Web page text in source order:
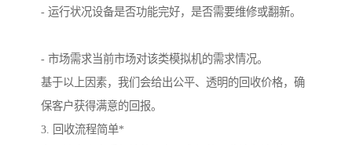
- 运行状况设备是否功能完好，是否需要维修或翻新。
- 市场需求当前市场对该类模拟机的需求情况。
基于以上因素，我们会给出公平、透明的回收价格，确
保客户获得满意的回报。
3. 回收流程简单*